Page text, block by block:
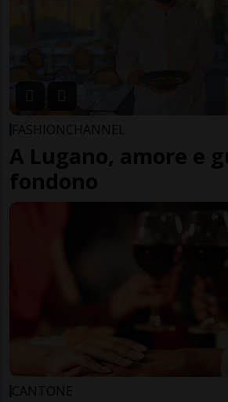
FASHIONCHANNEL
A Lugano, amore e
fondono
CANTONE